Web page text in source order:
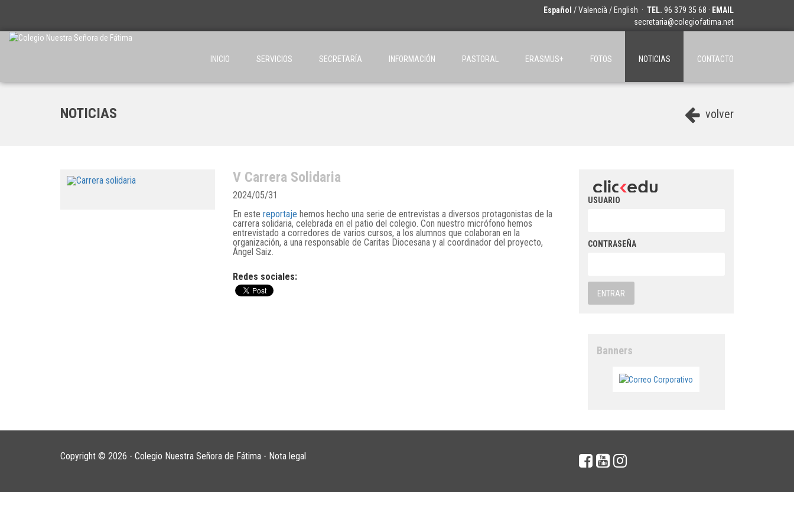
Español /Valencià / English · TEL. 96 379 35 68 · EMAIL
secretaria@colegiofatima.net
INICIO SERVICIOS SECRETARÍA INFORMACIÓN PASTORAL ERASMUS+ FOTOS NOTICIAS CONTACTO
volver
NOTICIAS
V Carrera Solidaria
2024/05/31
En estereportaje hemos hecho una serie de entrevistas a diversos protagonistas de la
carrera solidaria, celebrada en el patio del colegio. Con nuestro micrófono hemos
entrevistado a corredores de varios cursos, a los alumnos que colaboran en la
organización, a una responsable de Caritas Diocesana y al coordinador del proyecto,
Ángel Saiz.
Redes sociales:
USUARIO
CONTRASEÑA
Banners
Copyright © 2026 - Colegio Nuestra Señora de Fátima - Nota legal